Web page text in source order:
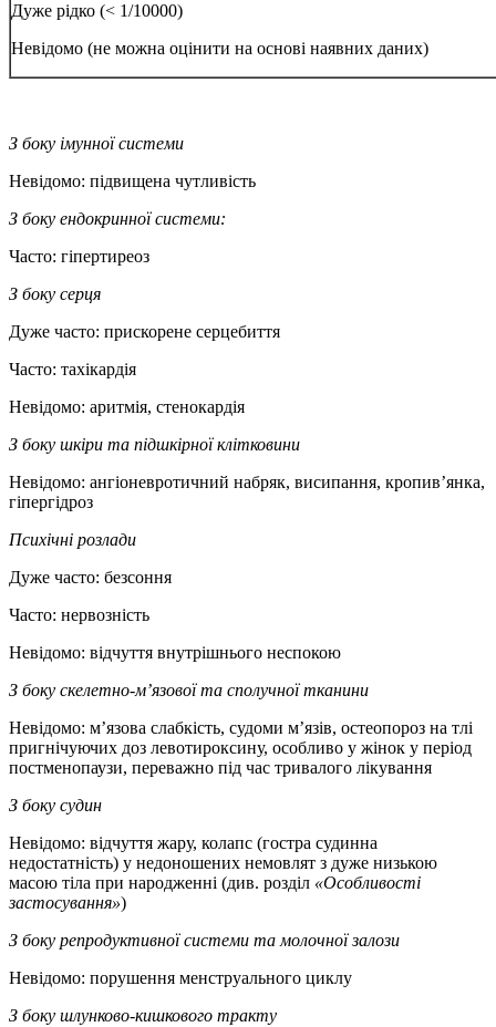
Дуже рідко (< 1/10000)
Невідомо (не можна оцінити на основі наявних даних)
З боку імунної системи
Невідомо: підвищена чутливість
З боку ендокринної системи:
Часто: гіпертиреоз
З боку серця
Дуже часто: прискорене серцебиття
Часто: тахікардія
Невідомо: аритмія, стенокардія
З боку шкіри та підшкірної клітковини
Невідомо: ангіоневротичний набряк, висипання, кропив’янка,
гіпергідроз
Психічні розлади
Дуже часто: безсоння
Часто: нервозність
Невідомо: відчуття внутрішнього неспокою
З боку скелетно-м’язової та сполучної тканини
Невідомо: м’язова слабкість, судоми м’язів, остеопороз на тлі
пригнічуючих доз левотироксину, особливо у жінок у період
постменопаузи, переважно під час тривалого лікування
З боку судин
Невідомо: відчуття жару, колапс (гостра судинна
недостатність) у недоношених немовлят з дуже низькою
масою тіла при народженні (див. розділ «Особливості
застосування»)
З боку репродуктивної системи та молочної залози
Невідомо: порушення менструального циклу
З боку шлунково-кишкового тракту